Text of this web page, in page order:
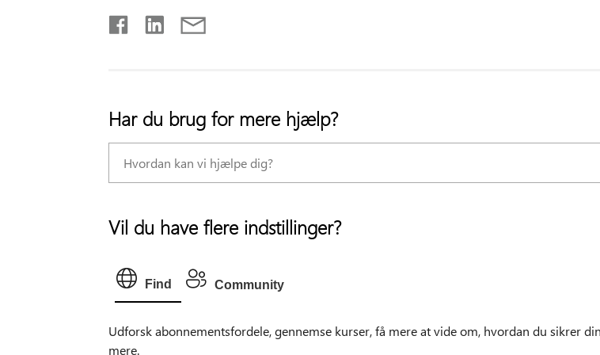
Har du brug for mere hjælp?
Vil du have flere indstillinger?
Find Community
Udforsk abonnementsfordele, gennemse kurser, få mere at vide om, hvordan du sikrer
mere.